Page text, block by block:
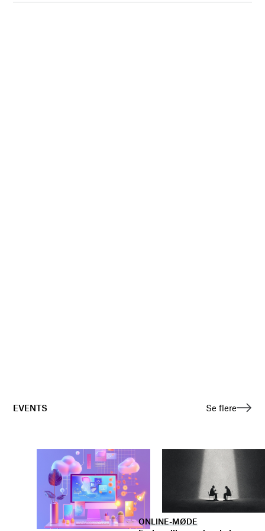
EVENTS Se flere
ONLINE-MØDE